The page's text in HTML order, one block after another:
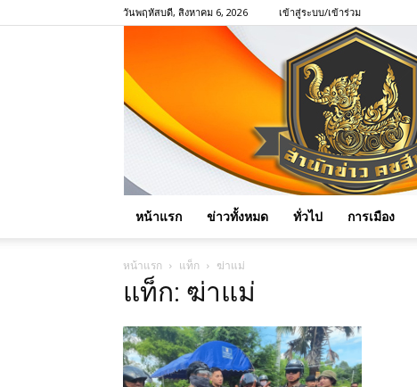
วันพฤหัสบดี, สิงหาคม 6, 2026 เข้าสู่ระบบ/เข้าร่วม
หน้าแรก ข่าวทั้งหมด ทั่วไป การเมือง
หน้าแรก แท็ก ฆ่าแม่
แท็ก: ฆ่าแม่